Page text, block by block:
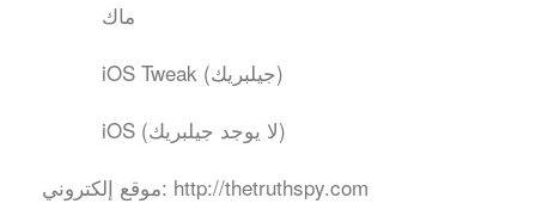
ماك
iOS Tweak (جيلبريك)
iOS (لا يوجد جيلبريك)
موقع إلكتروني: http://thetruthspy.com